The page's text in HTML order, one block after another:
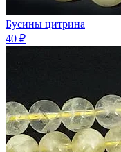
Бусины цитрина
40 ₽